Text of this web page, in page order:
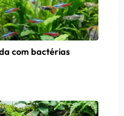
com bactérias